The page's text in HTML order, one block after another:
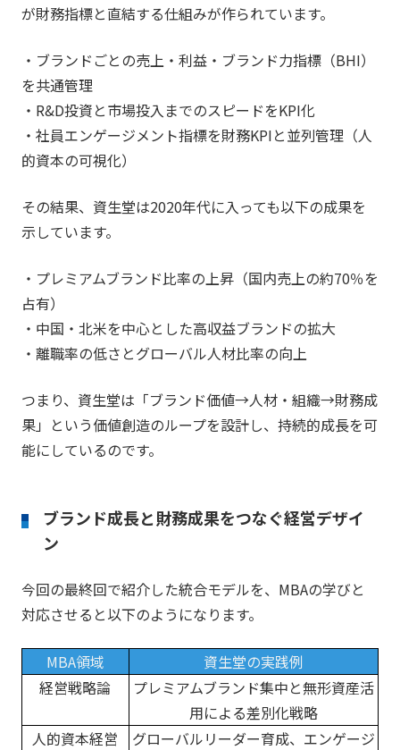
が財務指標と直結する仕組みが作られています。
・ブランドごとの売上・利益・ブランド力指標（BHI）
を共通管理
・R&D投資と市場投入までのスピードをKPI化
・社員エンゲージメント指標を財務KPIと並列管理（人
的資本の可視化）
その結果、資生堂は2020年代に入っても以下の成果を
示しています。
・プレミアムブランド比率の上昇（国内売上の約70％を
占有）
・中国・北米を中心とした高収益ブランドの拡大
・離職率の低さとグローバル人材比率の向上
つまり、資生堂は「ブランド価値→人材・組織→財務成
果」という価値創造のループを設計し、持続的成長を可
能にしているのです。
ブランド成長と財務成果をつなぐ経営デザイ
ン
今回の最終回で紹介した統合モデルを、MBAの学びと
対応させると以下のようになります。
MBA領域
資生堂の実践例
経営戦略論
プレミアムブランド集中と無形資産活
用による差別化戦略
人的資本経営
グローバルリーダー育成、エンゲージ